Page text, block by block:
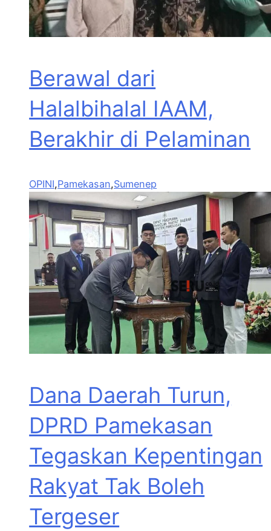
Berawal dari
Halalbihalal IAAM,
Berakhir di Pelaminan
OPINI,Pamekasan,Sumenep
Dana Daerah Turun,
DPRD Pamekasan
Tegaskan Kepentingan
Rakyat Tak Boleh
Tergeser